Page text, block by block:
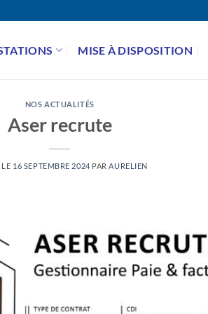
MISE À DISPOSITION
NOS ACTUALITÉS
Aser recrute
LE 16 SEPTEMBRE 2024 PAR AURELIEN